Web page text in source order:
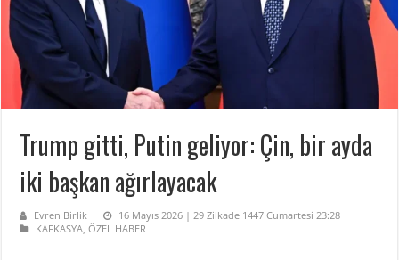
Trump gitti, Putin geliyor: Çin, bir ayda
iki başkan ağırlayacak
Evren Birlik
16 Mayıs 2026 | 29 Zilkade 1447 Cumartesi 23:28
KAFKASYA,ÖZEL HABER